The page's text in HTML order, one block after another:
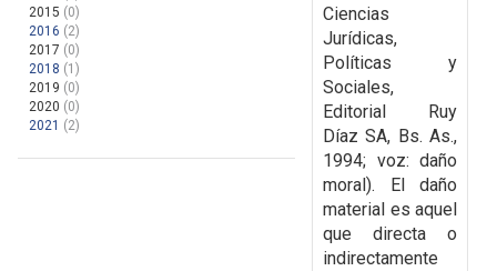
2015 (0)
2016 (2)
2017 (0)
2018 (1)
2019 (0)
2020 (0)
2021 (2)
Ciencias
Jurídicas,
Políticas y
Sociales,
Editorial Ruy
Díaz SA, Bs. As.,
1994; voz: daño
moral). El daño
material es aquel
que directa o
indirectamente